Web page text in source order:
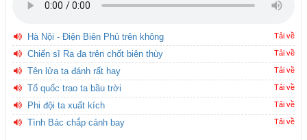
Hà Nội - Điện Biên Phủ trên không Tải về
Chiến sĩ Ra đa trên chốt biên thùy Tải về
Tên lửa ta đánh rất hay Tải về
Tổ quốc trao ta bầu trời Tải về
Phi đội ta xuất kích Tải về
Tình Bác chắp cánh bay Tải về